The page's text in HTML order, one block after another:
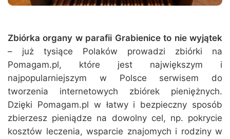
Zbiórka organy w parafii Grabienice to nie wyjątek
– już tysiące Polaków prowadzi zbiórki na
Pomagam.pl, które jest największym i
najpopularniejszym w Polsce serwisem do
tworzenia internetowych zbiórek pieniężnych.
Dzięki Pomagam.pl w łatwy i bezpieczny sposób
zbierzesz pieniądze na dowolny cel, np. pokrycie
kosztów leczenia, wsparcie znajomych i rodziny w